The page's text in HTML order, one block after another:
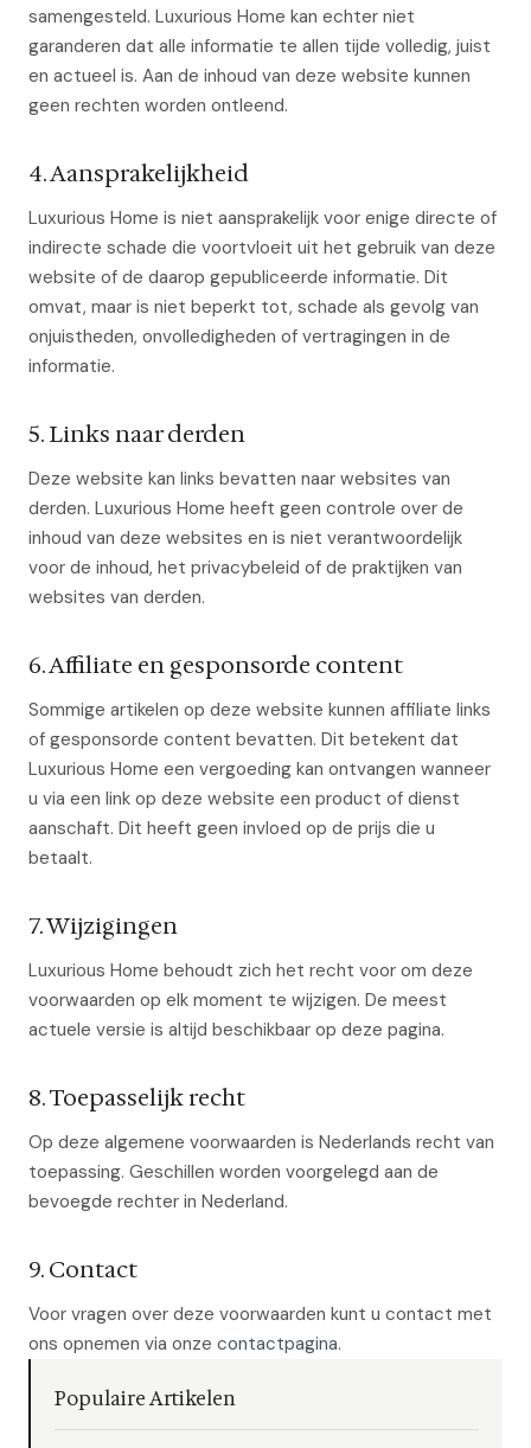
samengesteld. Luxurious Home kan echter niet
garanderen dat alle informatie te allen tijde volledig, juist
en actueel is. Aan de inhoud van deze website kunnen
geen rechten worden ontleend.
4. Aansprakelijkheid
Luxurious Home is niet aansprakelijk voor enige directe of
indirecte schade die voortvloeit uit het gebruik van deze
website of de daarop gepubliceerde informatie. Dit
omvat, maar is niet beperkt tot, schade als gevolg van
onjuistheden, onvolledigheden of vertragingen in de
informatie.
5. Links naar derden
Deze website kan links bevatten naar websites van
derden. Luxurious Home heeft geen controle over de
inhoud van deze websites en is niet verantwoordelijk
voor de inhoud, het privacybeleid of de praktijken van
websites van derden.
6. Affiliate en gesponsorde content
Sommige artikelen op deze website kunnen affiliate links
of gesponsorde content bevatten. Dit betekent dat
Luxurious Home een vergoeding kan ontvangen wanneer
u via een link op deze website een product of dienst
aanschaft. Dit heeft geen invloed op de prijs die u
betaalt.
7. Wijzigingen
Luxurious Home behoudt zich het recht voor om deze
voorwaarden op elk moment te wijzigen. De meest
actuele versie is altijd beschikbaar op deze pagina.
8. Toepasselijk recht
Op deze algemene voorwaarden is Nederlands recht van
toepassing. Geschillen worden voorgelegd aan de
bevoegde rechter in Nederland.
9. Contact
Voor vragen over deze voorwaarden kunt u contact met
ons opnemen via onze contactpagina.
Populaire Artikelen